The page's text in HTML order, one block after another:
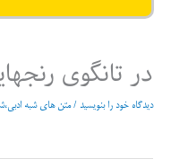
در تانگوی
دیدگاه‌ خود را بنویسید /متن های شبه